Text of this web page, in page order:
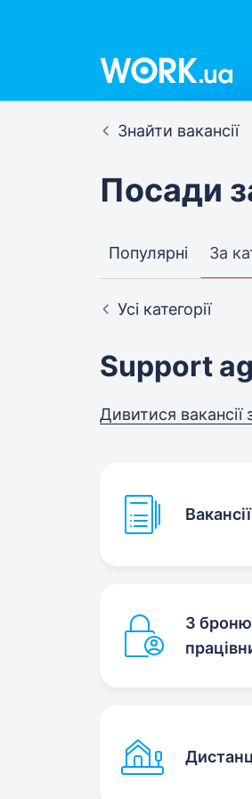
Знайти вакансії
Посади
Популярні За
Усі категорії
Support
Дивитися вакансії
З